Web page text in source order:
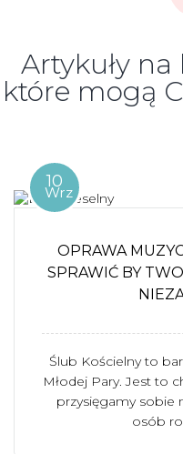
Artykuły
które mogą
10
Wrz
OPRAWA
SPRAWIĆ BY
Ślub Kościelny to
Młodej Pary. Jest to
przysięgamy sobie
osób